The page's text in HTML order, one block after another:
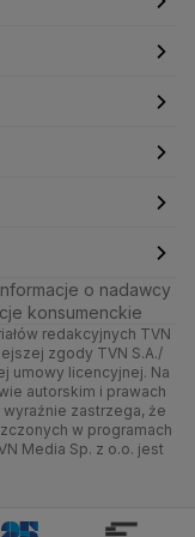
o nadawcy
konsumenckie
redakcyjnych TVN
zgody TVN S.A./
umowy licencyjnej. Na
autorskim i prawach
wyraźnie zastrzega, że
w programach
Media Sp. z o.o. jest